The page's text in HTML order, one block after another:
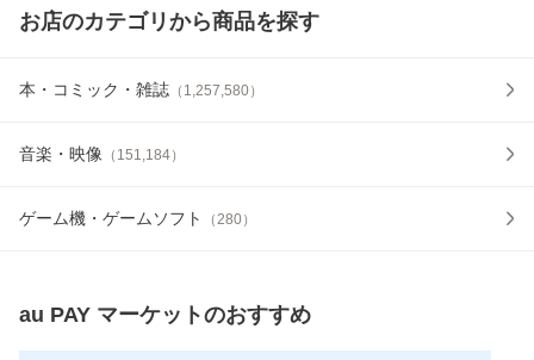
お店のカテゴリから商品を探す
本・コミック・雑誌 （ 1,257,580）
音楽・映像 （ 151,184）
ゲーム機・ゲームソフト （280）
au PAY マーケットのおすすめ